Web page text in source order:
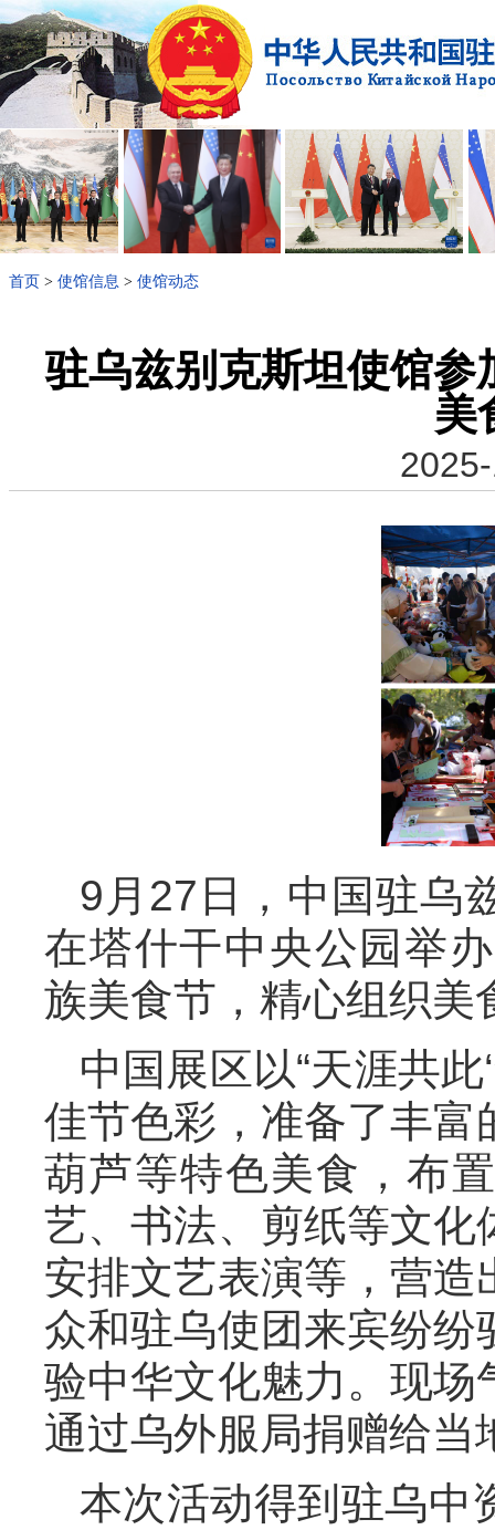
首页 > 使馆信息 > 使馆动态
驻乌兹别克斯坦使馆参
美
9月27日，中国驻乌
在塔什干中央公园举
族美食节，精心组织美
中国展区以“天涯共此
佳节色彩，准备了丰
葫芦等特色美食，布
艺、书法、剪纸等文
安排文艺表演等，营
众和驻乌使团来宾纷
验中华文化魅力。现
通过乌外服局捐赠给当
本次活动得到驻乌中